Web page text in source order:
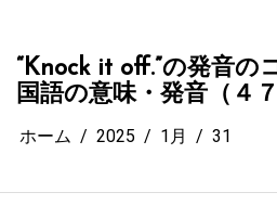
“Knock it off.”の発音の
国語の意味・発音（４７
ホーム 2025 1月 31